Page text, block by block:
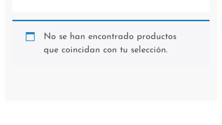
No se han encontrado productos
que coincidan con tu selección.